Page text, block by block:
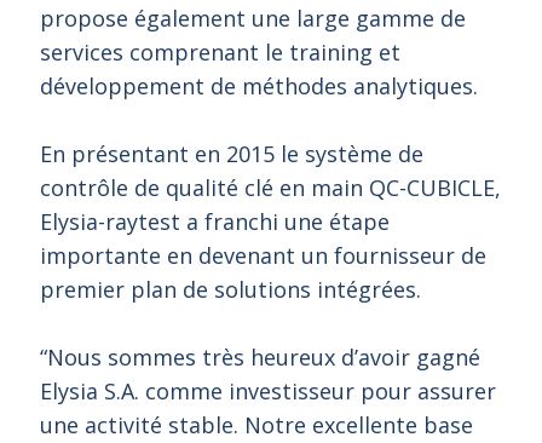
propose également une large gamme de
services comprenant le training et
développement de méthodes analytiques.
En présentant en 2015 le système de
contrôle de qualité clé en main QC-CUBICLE,
Elysia-raytest a franchi une étape
importante en devenant un fournisseur de
premier plan de solutions intégrées.
“Nous sommes très heureux d’avoir gagné
Elysia S.A. comme investisseur pour assurer
une activité stable. Notre excellente base